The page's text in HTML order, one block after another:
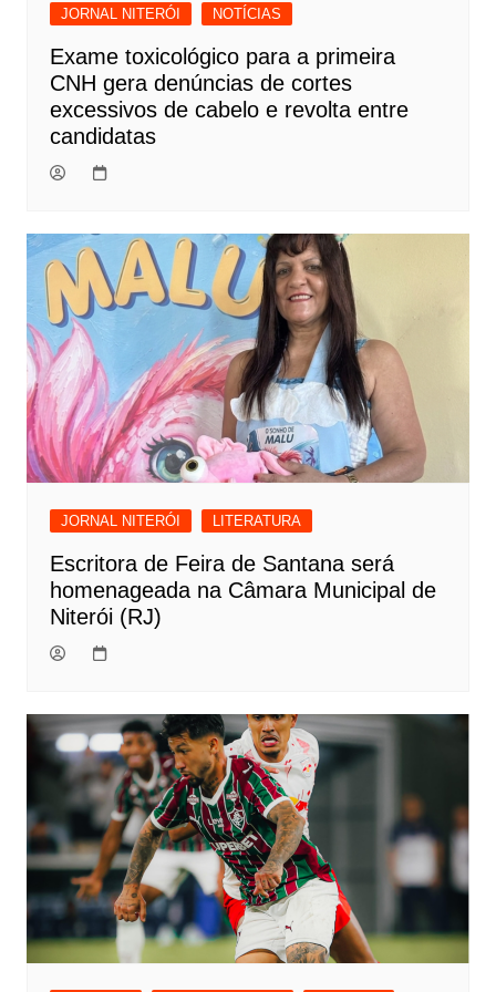
JORNAL NITERÓI NOTÍCIAS
Exame toxicológico para a primeira
CNH gera denúncias de cortes
excessivos de cabelo e revolta entre
candidatas
JORNAL NITERÓI LITERATURA
Escritora de Feira de Santana será
homenageada na Câmara Municipal de
Niterói (RJ)